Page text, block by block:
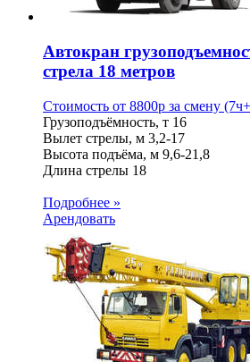
Автокран
стрела 18 метров
Стоимость от 8800p за смену
Грузоподъёмность, т 16
Вылет стрелы, м 3,2-17
Высота подъёма, м 9,6-21,8
Длина стрелы 18
Подробнее »
Арендовать